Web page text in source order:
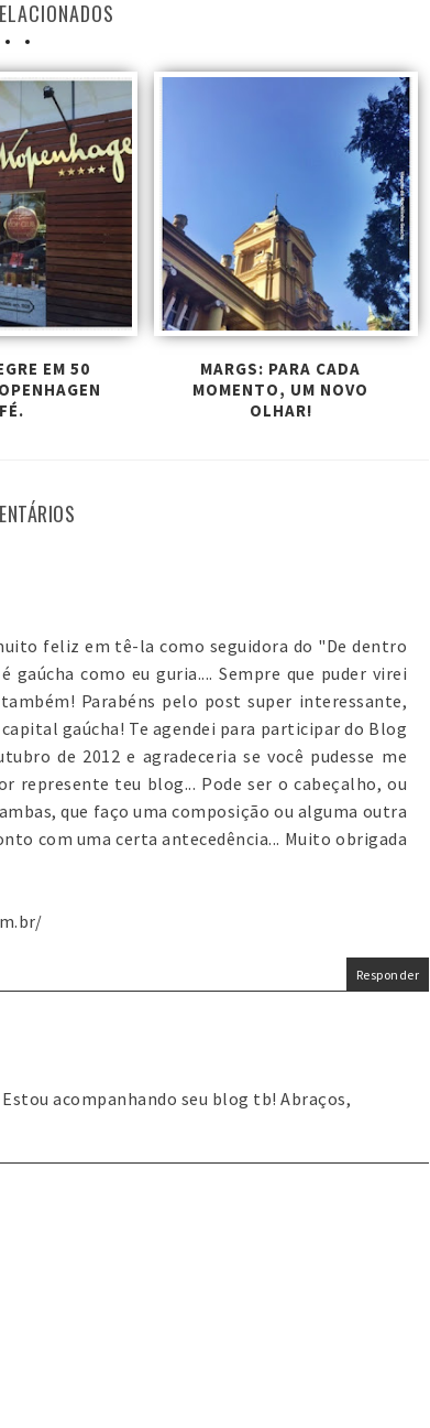
EM 50
MARGS: PARA CADA
MOMENTO, UM NOVO
OLHAR!
feliz em tê-la como seguidora do "De dentro
como eu guria.... Sempre que puder virei
Parabéns pelo post super interessante,
gaúcha! Te agendei para participar do Blog
de 2012 e agradeceria se você pudesse me
represente teu blog... Pode ser o cabeçalho, ou
que faço uma composição ou alguma outra
com uma certa antecedência... Muito obrigada
Responder
acompanhando seu blog tb! Abraços,